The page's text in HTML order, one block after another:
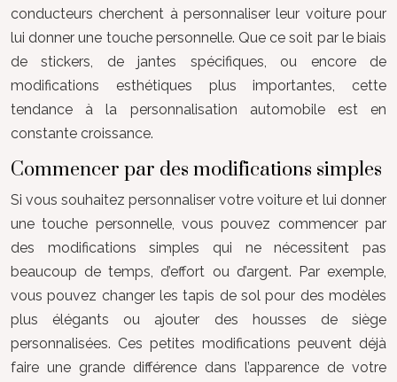
conducteurs cherchent à personnaliser leur voiture pour
lui donner une touche personnelle. Que ce soit par le biais
de stickers, de jantes spécifiques, ou encore de
modifications esthétiques plus importantes, cette
tendance à la personnalisation automobile est en
constante croissance.
Commencer par des modifications simples
Si vous souhaitez personnaliser votre voiture et lui donner
une touche personnelle, vous pouvez commencer par
des modifications simples qui ne nécessitent pas
beaucoup de temps, d’effort ou d’argent. Par exemple,
vous pouvez changer les tapis de sol pour des modèles
plus élégants ou ajouter des housses de siège
personnalisées. Ces petites modifications peuvent déjà
faire une grande différence dans l’apparence de votre